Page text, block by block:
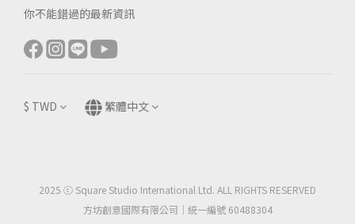
你不能錯過的最新資訊
$ TWD 繁體中文
2025 ⓒ Square Studio International Ltd. ALL RIGHTS RESERVED
方坊創意國際有限公司｜統一編號 60488304